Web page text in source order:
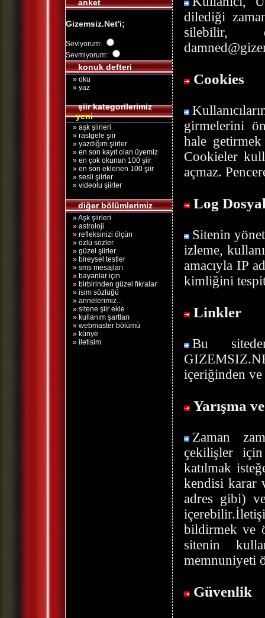
anket
Gizemsiz.Net'i;
Seviyorum:
Sevmiyorum:
konuk defteri
» oku
» yaz
şiir kategorilerimiz
yeni
» aşk şiirleri
» rastgele şiir
» yazdığım şiirler
» en son kayıt olan üyemiz
» en çok okunan 100 şiir
» en son eklenen 100 şiir
» sesli şiirler
» videolu şiirler
diğer bölümlerimiz
» Aşk şiirleri
» astroloji
» refleksinizi ölçün
» özlü sözler
» güzel şiirler
» bireysel testler
» sms mesajları
» bayanlar için
» birbirinden güzel fıkralar
» isim sözlüğü
» annelerimiz...
» sitene şiir ekle
» kullanım şartları
» webmaster bölümü
» künye
» iletisim
dilediği
silebilir,
Cookies
girmelerini
hale
Cookieler
açmaz.
Log
Sitenin
izleme,
amacıyla IP
kimliğini
Linkler
Bu
içeriğinden
Yarışma
Zaman
çekilişler
katılmak
kendisi karar
adres gibi)
bildirmek ve
sitenin
memnuniyeti
Güvenlik